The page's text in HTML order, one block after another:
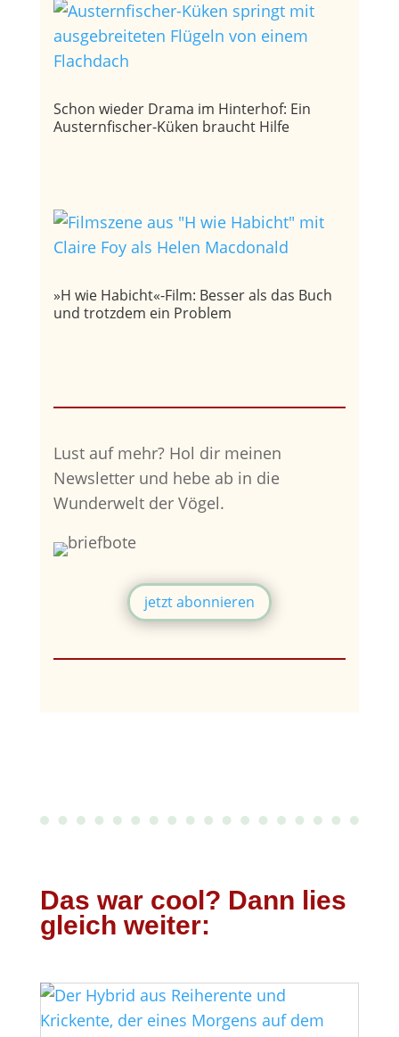
Schon wieder Drama im Hinterhof: Ein
Austernfischer-Küken braucht Hilfe
»H wie Habicht«-Film: Besser als das Buch
und trotzdem ein Problem
Lust auf mehr? Hol dir meinen
Newsletter und hebe ab in die
Wunderwelt der Vögel.
jetzt abonnieren
Das war cool? Dann lies
gleich weiter: